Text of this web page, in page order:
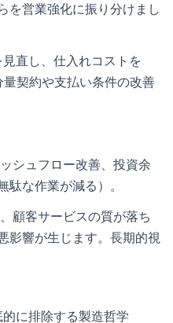
を営業強化に振り分けまし
直し、仕入れコストを
契約や支払い条件の改善
シュフロー改善、投資余
な作業が減る）。
顧客サービスの質が落ち
影響が生じます。長期的視
に排除する製造哲学